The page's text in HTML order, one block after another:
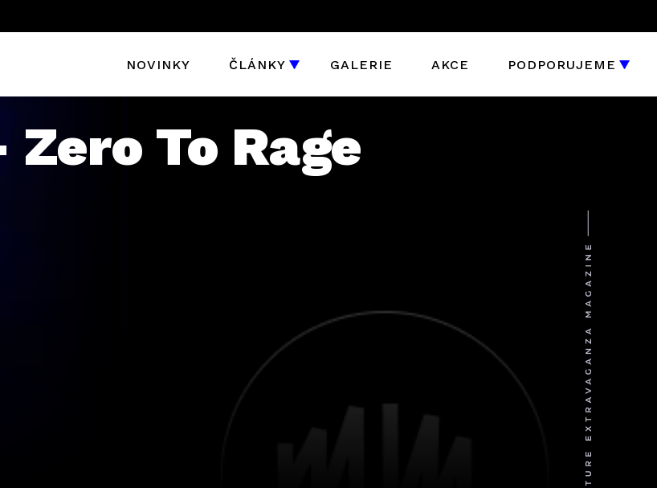
NOVINKY ČLÁNKY GALERIE AKCE PODPORUJEME
To Rage